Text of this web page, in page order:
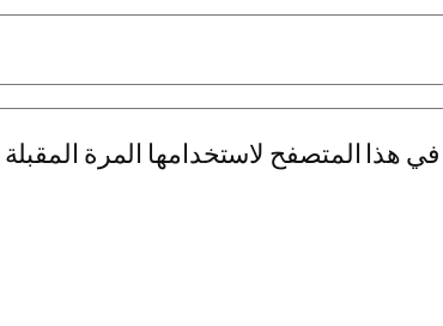
هذا المتصفح لاستخدامها المرة